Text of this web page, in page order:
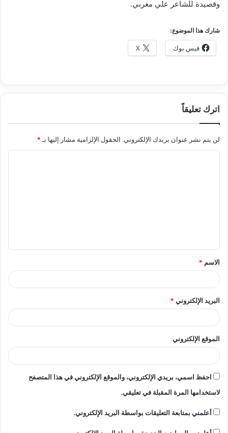
وقصيدة للشاعر علي مغربي.
شارك هذا الموضوع:
فيس بوك X
اترك تعليقاً
لن يتم نشر عنوان بريدك الإلكتروني. الحقول الإلزامية مشار إليها بـ *
ق
*
الاسم *
البريد الإلكتروني *
الموقع الإلكتروني
احفظ اسمي، بريدي الإلكتروني، والموقع الإلكتروني في هذا المتصفح
لاستخدامها المرة المقبلة في تعليقي.
أعلمني بمتابعة التعليقات بواسطة البريد الإلكتروني.